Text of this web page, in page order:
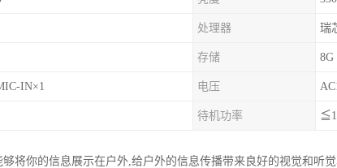
处理器 瑞
存储 8G
IN×1 电压
待机功率
将你的信息展示在户外,给户外的信息传播带来良好的视觉和听